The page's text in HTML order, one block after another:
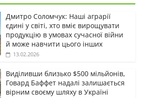
Дмитро Соломчук: Наші аграрії
єдині у світі, хто вміє вирощувати
продукцію в умовах сучасної війни
й може навчити цього інших
13.02.2026
Виділивши близько $500 мільйонів,
Говард Баффет надалі залишається
вірним своєму шляху в Україні